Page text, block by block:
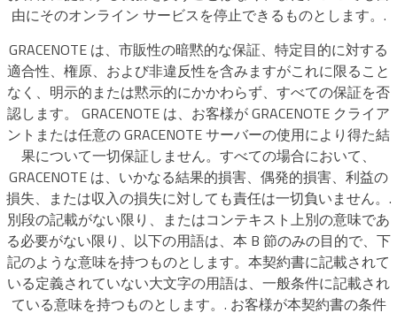
由にそのオンライン サービスを停止できるものとします。.
GRACENOTE は、市販性の暗黙的な保証、特定目的に対する
適合性、権原、および非違反性を含みますがこれに限ること
なく、明示的または黙示的にかかわらず、すべての保証を否
認します。 GRACENOTE は、お客様が GRACENOTE クライア
ントまたは任意の GRACENOTE サーバーの使用により得た結
果について一切保証しません。すべての場合において、
GRACENOTE は、いかなる結果的損害、偶発的損害、利益の
損失、または収入の損失に対しても責任は一切負いません。.
別段の記載がない限り、またはコンテキスト上別の意味であ
る必要がない限り、以下の用語は、本 B 節のみの目的で、下
記のような意味を持つものとします。本契約書に記載されて
いる定義されていない大文字の用語は、一般条件に記載され
ている意味を持つものとします。. お客様が本契約書の条件